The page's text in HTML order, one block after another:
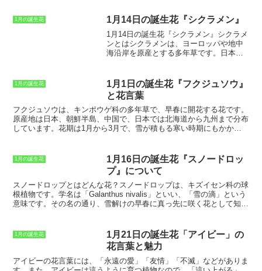
す。ただし、冬の間に土が乾燥しすぎる
クロッカスは、花壇や鉢植えで楽しむこ
とができます。花壇に植える場合は、球
根の間隔を十分に空けて植え付けましょ
水やりを控えめにし、肥料はほとんど必
要ありません。冬の間は、土が乾燥しす
ぎないように注意しましょう。
フリージアの花束を持つことで、夫婦の
幸福と長寿 を祈ったとされています。ま
た、フリージアの花言葉には「あどけな
い」「純真」「ひたむきさ」 などの意味
もあります。これらの花言葉は、フリー
います。フリージアの花は、贈り物とし
ても人気があり、
プレゼントや、母の日やバレンタインデ
ーのギフトとしてよく選ばれています。
フリージアは、南アフリカ原産の多年草
です。野生種は約10種類あり、南アフリ
をしています。葉は細長く、根元から数
枚ずつ出てきます。花は春から初夏にか
けて咲き、花色は白、黄、ピンク、紫、
赤などがあります。花の形は漏斗状で、
花弁は6枚です。フリージアの花は、甘い
香りを放ち、花壇や切り花として人気が
1月の誕生花 1月14日の誕生花『シクラメン』
1月14日の誕生花『シクラメン』 シクラメ
ンとはシクラメンは、ヨーロッパや地中
海沿岸を原産とする多年草です。日本で
メンの花は、赤、ピンク、白、紫など、
さまざまな色があります。花弁は、ハー
ト型や卵型など、種類によって異なりま
す。シクラメンは、花が美しいだけでな
く、葉っぱも観賞価値があります。葉っ
ぱは、緑色や銀白色、紫色など、さまざ
避けて、水やりを適切に行う必要があり
ます。
1月の誕生花
1月1日の誕生花『フクジュソウ』
と花言葉
フクジュソウ は、キンポウゲ科の多年草で、早春に開花する花です。
原産地は日本、朝鮮半島、中国で、日本では北海道から九州まで分布
しています。花期は1月から3月で、雪が積もる寒い時期にもかかわ
す。フクジュソウは、高さ10～30センチメートルほどに生長し、葉
は3～5枚の掌状複葉です。花は、茎の先に1～2個ずつ咲きます。花
弁は5～8枚で、黄色またはオレンジ色です。花の中央には、多数の
雄蕊と雌蕊があります。雄蕊は長く、葯は黄色です。雌蕊は短く、子
房は緑色です。フクジュソウは、日当たりがよく、水はけの良い場所
を好みます。耐寒性が強く、-20℃以下の低温にも耐えることができ
に浸してからまきます。フクジュソウは、花言葉が「幸福」「長寿」
「吉祥」です。「幸福」は、フクジュソウが1月1日に開花すること
から由来しています。「長寿」は、フクジュソウが寒さに強く、多年
草であることから由来しています。「吉祥」は、フクジュソウが縁起
の良い花であることから由来しています。
1月の誕生花
1月16日の誕生花『スノードロッ
プ』について
スノードロップとはどんな花？ スノードロップは、キズイセン科の球
根植物です。学名は「Galanthus nivalis」といい、「雪の滴」という
意味です。その名の通り、雪解けの早春に真っ先に咲く花として知ら
れています。スノードロップの花は、白色の小さな鐘形で、とても清
楚な印象の花です。花弁は3枚で、内側に緑色の斑点が入っていま
す。花期は1月～3月頃で、日当たりの良い場所を好みます。
1月の誕生花
1月21日の誕生花「アイビー」の
花言葉と魅力
アイビーの花言葉には、「永遠の愛」「友情」「不滅」などがありま